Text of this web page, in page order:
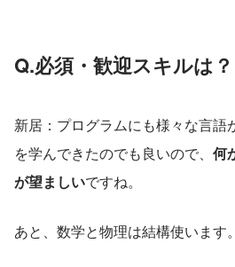
Q.必須・歓迎スキルは？
新居：プログラムにも様々な言語
を学んできたのでも良いので、 何
が望ましいですね。
あと、数学と物理は結構使います。